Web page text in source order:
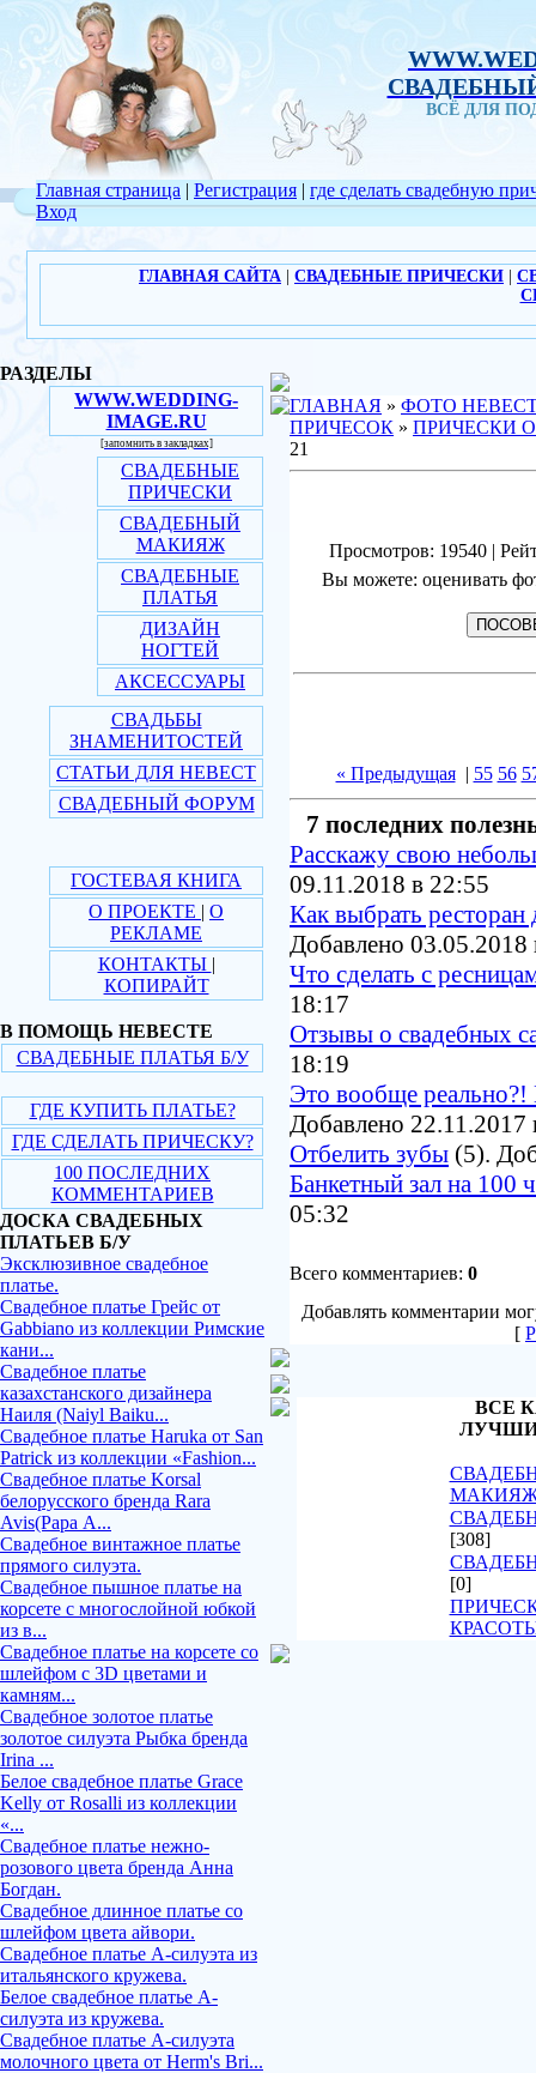
ВСЁ ДЛЯ
Главная страница | Регистрация |
Вход
где сделать свадебную
ГЛАВНАЯ САЙТА СВАДЕБНЫЕ ПРИЧЕСКИ
РАЗДЕЛЫ
WWW.WEDDING-
IMAGE.RU
[запомнить в закладках]
СВАДЕБНЫЕ
ПРИЧЕСКИ
СВАДЕБНЫЙ
МАКИЯЖ
СВАДЕБНЫЕ
ПЛАТЬЯ
ДИЗАЙН
НОГТЕЙ
АКСЕССУАРЫ
СВАДЬБЫ
ЗНАМЕНИТОСТЕЙ
СТАТЬИ ДЛЯ НЕВЕСТ
СВАДЕБНЫЙ ФОРУМ
ГОСТЕВАЯ КНИГА
О ПРОЕКТЕ | О
РЕКЛАМЕ
КОНТАКТЫ |
КОПИРАЙТ
В ПОМОЩЬ НЕВЕСТЕ
СВАДЕБНЫЕ ПЛАТЬЯ Б/У
ГДЕ КУПИТЬ ПЛАТЬЕ?
ГДЕ СДЕЛАТЬ ПРИЧЕСКУ?
100 ПОСЛЕДНИХ
КОММЕНТАРИЕВ
ДОСКА СВАДЕБНЫХ
ПЛАТЬЕВ Б/У
Эксклюзивное свадебное
платье.
Свадебное платье Грейс от
Gabbiano из коллекции Римские
кани...
Свадебное платье
казахстанского дизайнера
Наиля (Naiyl Baiku...
Свадебное платье Haruka от San
Patrick из коллекции «Fashion...
Свадебное платье Korsal
белорусского бренда Rara
Avis(Рара А...
Свадебное винтажное платье
прямого силуэта.
Свадебное пышное платье на
корсете с многослойной юбкой
из в...
Свадебное платье на корсете со
шлейфом с 3D цветами и
камням...
Свадебное золотое платье
золотое силуэта Рыбка бренда
Irina ...
Белое свадебное платье Grace
Kelly от Rosalli из коллекции
«...
Свадебное платье нежно-
розового цвета бренда Анна
Богдан.
Свадебное длинное платье со
шлейфом цвета айвори.
Свадебное платье А-силуэта из
итальянского кружева.
Белое свадебное платье А-
силуэта из кружева.
Свадебное платье А-силуэта
молочного цвета от Herm's Bri...
ГЛАВНАЯ » ФОТО
ПРИЧЕСОК » ПРИЧЕСКИ
21
Просмотров: 19540 |
Вы можете: оценивать
« Предыдущая| 55 56
7 последних
Расскажу свою
09.11.2018 в 22:55
Как выбрать
Добавлено 03.05.2018
Что сделать с
18:17
Отзывы о свадебных
18:19
Это вообще реально?!
Добавлено 22.11.2017
Отбелить зубы (5).
Банкетный зал на 100
05:32
Всего комментариев: 0
Добавлять комментарии
[
ВСЕ
[308]
[0]